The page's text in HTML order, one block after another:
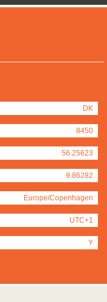
DK
8450
56.25623
9.86282
Europe/Copenhagen
UTC+1
Y